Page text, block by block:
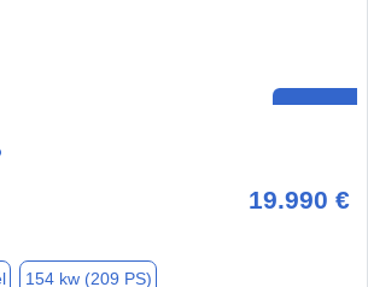
19.990 €
154 kw (209 PS)